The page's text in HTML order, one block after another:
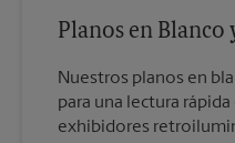
Planos en Blanco
Nuestros planos en
para una lectura
exhibidores